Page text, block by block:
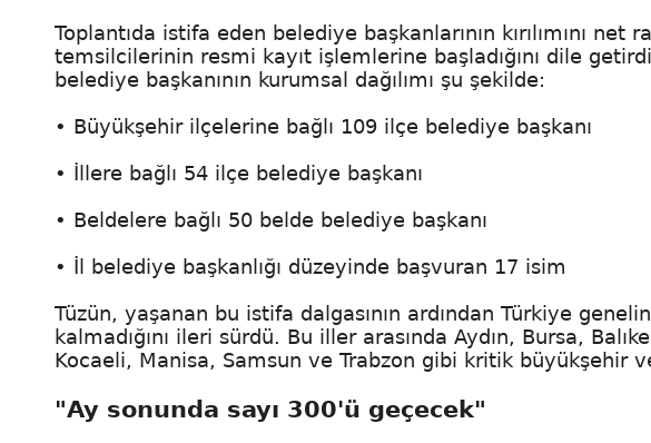
Toplantıda istifa eden belediye başkanlarının kırılımını
temsilcilerinin resmi kayıt işlemlerine başladığını dile
belediye başkanının kurumsal dağılımı şu şekilde:
• Büyükşehir ilçelerine bağlı 109 ilçe belediye başkanı
• İllere bağlı 54 ilçe belediye başkanı
• Beldelere bağlı 50 belde belediye başkanı
• İl belediye başkanlığı düzeyinde başvuran 17 isim
Tüzün, yaşanan bu istifa dalgasının ardından Türkiye
kalmadığını ileri sürdü. Bu iller arasında Aydın, Bursa,
Kocaeli, Manisa, Samsun ve Trabzon gibi kritik büyükşehir
"Ay sonunda sayı 300'ü geçecek"